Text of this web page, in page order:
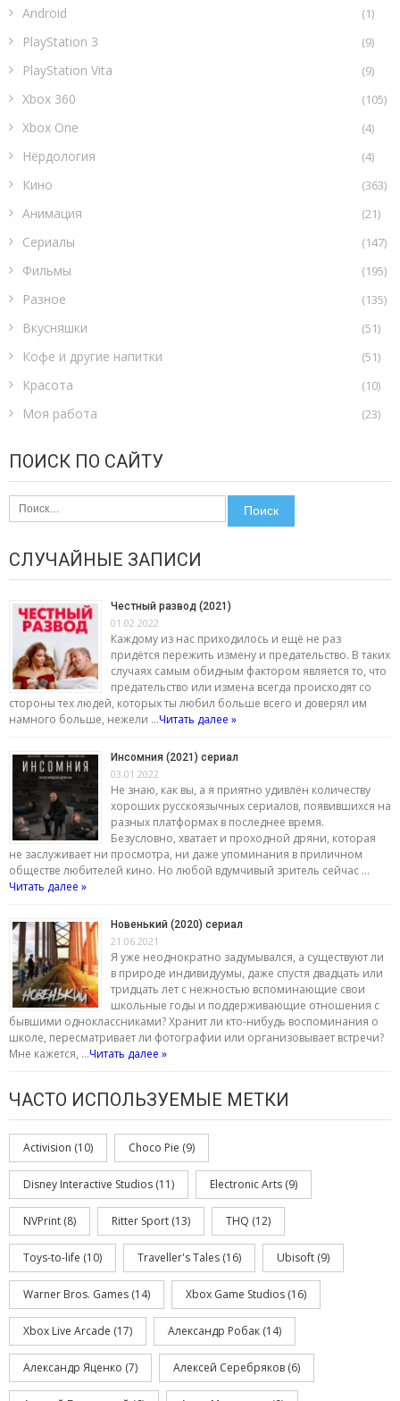
Android (1)
PlayStation 3 (9)
PlayStation Vita (9)
Xbox 360 (105)
Xbox One (4)
Нёрдология (4)
Кино (363)
Анимация (21)
Сериалы (147)
Фильмы (195)
Разное (135)
Вкусняшки (51)
Кофе и другие напитки (51)
Красота (10)
Моя работа (23)
ПОИСК ПО САЙТУ
Найти:
СЛУЧАЙНЫЕ ЗАПИСИ
Честный развод (2021)
01.02.2022
Каждому из нас приходилось и ещё не раз
придётся пережить измену и предательство. В таких
случаях самым обидным фактором является то, что
предательство или измена всегда происходят со
стороны тех людей, которых ты любил больше всего и доверял им
намного больше, нежели …Читать далее »
Инсомния (2021) сериал
03.01.2022
Не знаю, как вы, а я приятно удивлён количеству
хороших русскоязычных сериалов, появившихся на
разных платформах в последнее время.
Безусловно, хватает и проходной дряни, которая
не заслуживает ни просмотра, ни даже упоминания в приличном
обществе любителей кино. Но любой вдумчивый зритель сейчас …
Читать далее »
Новенький (2020) сериал
21.06.2021
Я уже неоднократно задумывался, а существуют ли
в природе индивидуумы, даже спустя двадцать или
тридцать лет с нежностью вспоминающие свои
школьные годы и поддерживающие отношения с
бывшими одноклассниками? Хранит ли кто-нибудь воспоминания о
школе, пересматривает ли фотографии или организовывает встречи?
Мне кажется, …Читать далее »
ЧАСТО ИСПОЛЬЗУЕМЫЕ МЕТКИ
Activision (10) Choco Pie (9)
Disney Interactive Studios (11) Electronic Arts (9)
NVPrint (8) Ritter Sport (13) THQ (12)
Toys-to-life (10) Traveller's Tales (16) Ubisoft (9)
Warner Bros. Games (14) Xbox Game Studios (16)
Xbox Live Arcade (17) Александр Робак (14)
Александр Яценко (7) Алексей Серебряков (6)